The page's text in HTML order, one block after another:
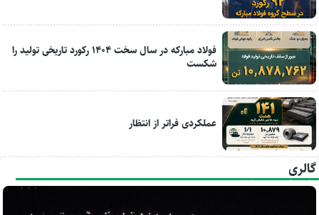
فولاد مبارکه در سال سخت ۱۴۰۴ رکورد تاریخی تولید را
شکست
عملکردی فراتر از انتظار
گالری